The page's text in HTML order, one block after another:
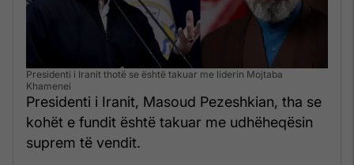
Presidenti i Iranit thotë se është takuar me liderin Mojtaba
Khamenei
Presidenti i Iranit, Masoud Pezeshkian, tha se
kohët e fundit është takuar me udhëheqësin
suprem të vendit.